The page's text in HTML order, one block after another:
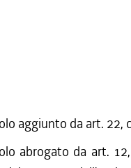
aggiunto da art. 22,
abrogato da art.